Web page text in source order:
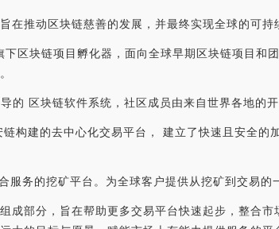
在推动区块链慈善的发展，并最终实现全球的可持
区块链项目孵化器，面向全球早期区块链项目和
的 区块链软件系统，社区成员由来自世界各地的开
构建的去中心化交易平台， 建立了快速且安全的
务的挖矿平台。为全球客户提供从挖矿到交易的
成部分，旨在帮助更多交易平台快速起步，整合